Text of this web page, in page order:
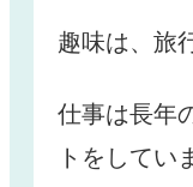
趣味は、旅
仕事は長年
トをしてい